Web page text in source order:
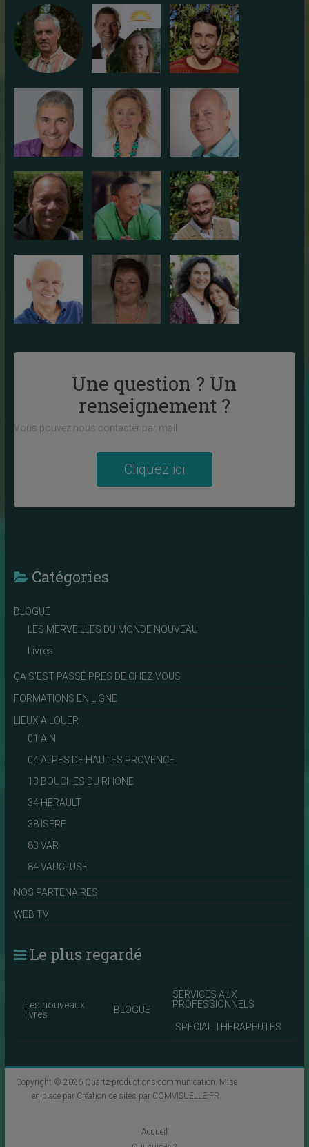
Une question ? Un
renseignement ?
Vous pouvez nous contacter par mail :
Cliquez ici
Catégories
BLOGUE
LES MERVEILLES DU MONDE NOUVEAU
Livres
ÇA S'EST PASSÉ PRES DE CHEZ VOUS
FORMATIONS EN LIGNE
LIEUX A LOUER
01 AIN
04 ALPES DE HAUTES PROVENCE
13 BOUCHES DU RHONE
34 HERAULT
38 ISERE
83 VAR
84 VAUCLUSE
NOS PARTENAIRES
WEB TV
Le plus regardé
Les nouveaux
livres
BLOGUE
SERVICES AUX
PROFESSIONNELS
SPECIAL THERAPEUTES
Copyright © 2026 Quartz-productions-communication. Mise
en place par Création de sites par COMVISUELLE.FR.
Accueil